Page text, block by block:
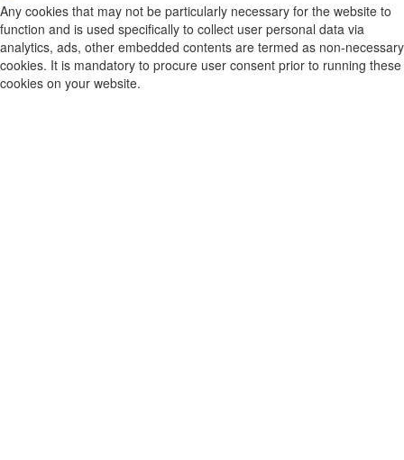
Any cookies that may not be particularly necessary for the website to
function and is used specifically to collect user personal data via
analytics, ads, other embedded contents are termed as non-necessary
cookies. It is mandatory to procure user consent prior to running these
cookies on your website.